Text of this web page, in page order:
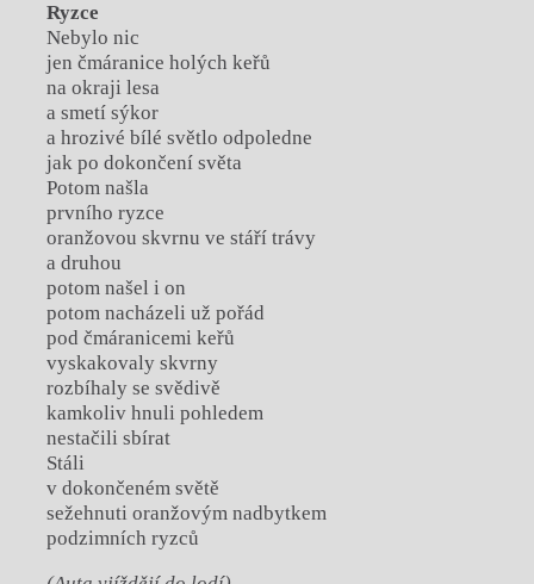
Ryzce
Nebylo nic
jen čmáranice holých keřů
na okraji lesa
a smetí sýkor
a hrozivé bílé světlo odpoledne
jak po dokončení světa
Potom našla
prvního ryzce
oranžovou skvrnu ve stáří trávy
a druhou
potom našel i on
potom nacházeli už pořád
pod čmáranicemi keřů
vyskakovaly skvrny
rozbíhaly se svědivě
kamkoliv hnuli pohledem
nestačili sbírat
Stáli
v dokončeném světě
sežehnuti oranžovým nadbytkem
podzimních ryzců